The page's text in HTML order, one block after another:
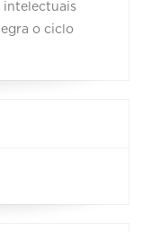
intelectuais
o ciclo